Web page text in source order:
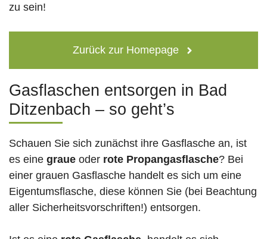
zu sein!
Zurück zur Homepage
Gasflaschen entsorgen in Bad
Ditzenbach – so geht’s
Schauen Sie sich zunächst ihre Gasflasche an, ist
es eine graue oder rote Propangasflasche? Bei
einer grauen Gasflasche handelt es sich um eine
Eigentumsflasche, diese können Sie (bei Beachtung
aller Sicherheitsvorschriften!) entsorgen.